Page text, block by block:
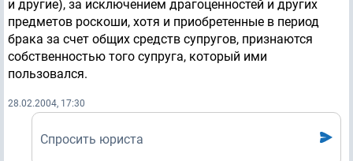
и другие), за исключением драгоценностей и других
предметов роскоши, хотя и приобретенные в период
брака за счет общих средств супругов, признаются
собственностью того супруга, который ими
пользовался.
28.02.2004, 17:30
Спросить юриста